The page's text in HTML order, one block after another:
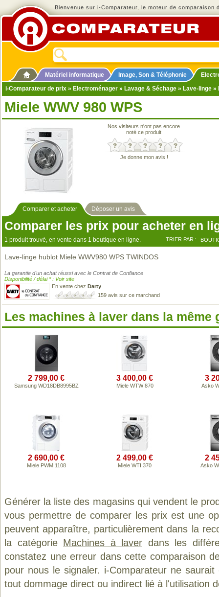
Bienvenue sur i-Comparateur, le moteur de comparaison
Matériel informatique Image, Son & Téléphonie
i-Comparateur de prix » Electroménager » Lavage & Séchage » Lave-linge »
Miele WWV 980 WPS
Nos visiteurs n'ont pas encore
noté ce produit
Je donne mon avis !
Comparer et acheter Déposer un avis
Comparer les prix pour acheter en
1 produit trouvé, en vente dans 1 boutique en ligne. TRIER PAR :
Lave-linge hublot Miele WWV980 WPS TWINDOS
La garantie d'un achat réussi avec le Contrat de Confiance
Disponibilité / délai * : Voir site
En vente chez Darty
159 avis sur ce marchand
Les machines à laver dans la même
2 799,00 €
Samsung WD18DB8995BZ
3 400,00 €
Miele WTW 870
3
Asko
2 690,00 €
Miele PWM 1108
2 499,00 €
Miele WTI 370
2
Asko
Générer la liste des magasins qui vendent le
vous permettre de comparer les prix est une
peuvent apparaître, particulièrement dans la
la catégorie Machines à laver dans les
constatez une erreur dans cette comparaison
pour nous le signaler. i-Comparateur ne
tout dommage direct ou indirect lié à l'utilisation